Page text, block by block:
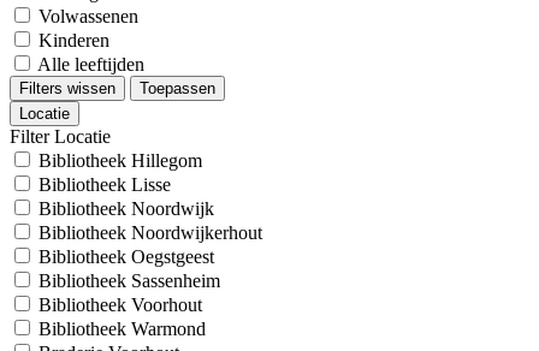
Volwassenen
Kinderen
Alle leeftijden
Filters wissen
Toepassen
Locatie
Filter Locatie
Bibliotheek Hillegom
Bibliotheek Lisse
Bibliotheek Noordwijk
Bibliotheek Noordwijkerhout
Bibliotheek Oegstgeest
Bibliotheek Sassenheim
Bibliotheek Voorhout
Bibliotheek Warmond